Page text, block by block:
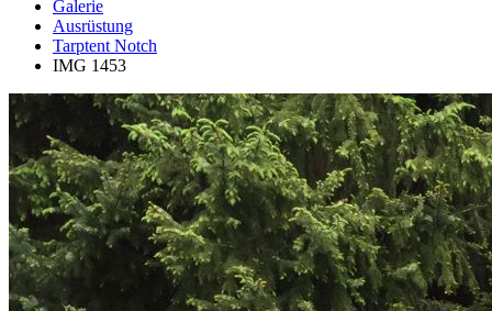
Galerie
Ausrüstung
Tarptent Notch
IMG 1453